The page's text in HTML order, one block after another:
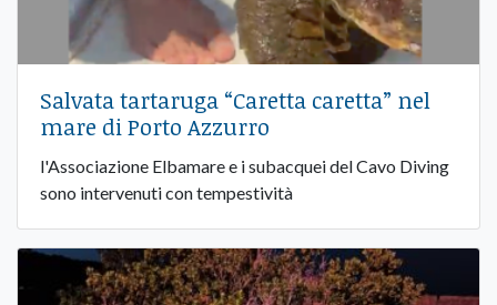
Salvata tartaruga “Caretta caretta” nel
mare di Porto Azzurro
l'Associazione Elbamare e i subacquei del Cavo Diving
sono intervenuti con tempestività